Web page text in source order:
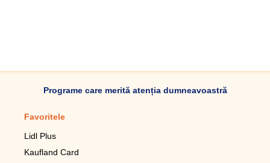
Programe care merită atenția dumneavoastră
Favoritele
Lidl Plus
Kaufland Card